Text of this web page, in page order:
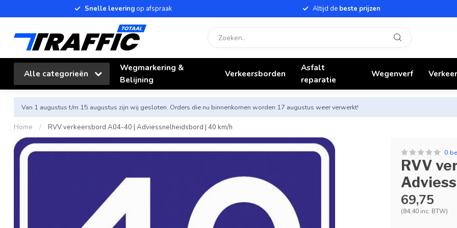
Snelle leveringop afspraak Altijd de beste prijzen
Alle categorieën
Wegmarkering &
Belijning
Verkeersborden
Asfalt
reparatie
Wegenverf
Van 1 augustus t/m 15 augustus zijn wij gesloten. Orders die nu binnenkomen worden 17 augustus weer verwerkt!
Home / RVV verkeersbord A04-40 | Adviessnelheidsbord | 40 km/h
0
RVV
69,75
(84,40 inc. BTW)